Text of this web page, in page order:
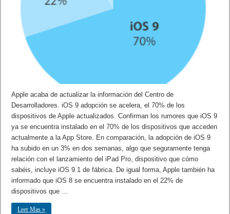
Apple acaba de actualizar la información del Centro de
Desarrolladores. iOS 9 adopción se acelera, el 70% de los
dispositivos de Apple actualizados. Confirman los rumores que iOS 9
ya se encuentra instalado en el 70% de los dispositivos que acceden
actualmente a la App Store. En comparación, la adopción de iOS 9
ha subido en un 3% en dos semanas, algo que seguramente tenga
relación con el lanzamiento del iPad Pro, dispositivo que cómo
sabéis, incluye iOS 9.1 de fábrica. De igual forma, Apple también ha
informado que iOS 8 se encuentra instalado en el 22% de
dispositivos que …
Leer Mas »